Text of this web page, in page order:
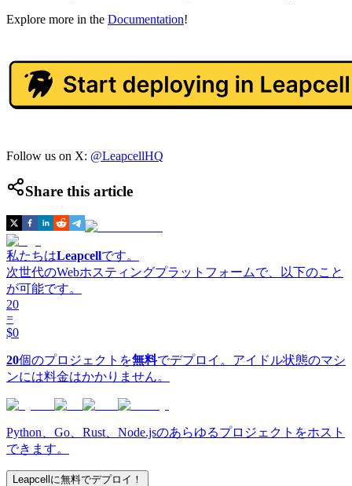
Explore more in the Documentation!
Follow us on X: @LeapcellHQ
Share this article
私たちはLeapcellです。
次世代のWebホスティングプラットフォームで、以下のこと
が可能です。
20
=
$0
20個のプロジェクトを無料でデプロイ。アイドル状態のマシ
ンには料金はかかりません。
Python、Go、Rust、Node.jsのあらゆるプロジェクトをホスト
できます。
Leapcellに無料でデプロイ！